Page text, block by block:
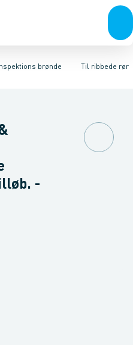
Linjeafvanding Tanke,
brønde& tilbehørTil ribbede rør
x-stream rør
-